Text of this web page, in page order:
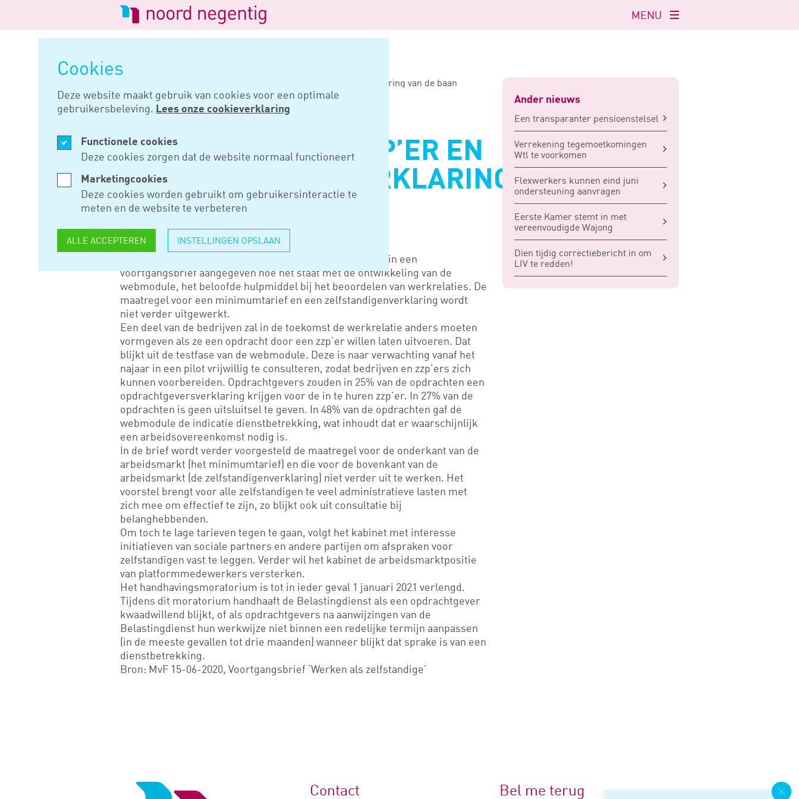
Cookies
Deze website maakt gebruik van cookies voor een optimale
gebruikersbeleving. Lees onze cookieverklaring
Functionele cookies
Deze cookies zorgen dat de website normaal functioneert
Marketingcookies
Deze cookies worden gebruikt om gebruikersinteractie te
meten en de website te verbeteren
ALLE ACCEPTEREN INSTELLINGEN OPSLAAN
Logo
van
Noord
Negentig
Navigatie
openen
MENU
Minimumtarief zzp’er en zelfstandigenverklaring van de baan
JUN 17, 2020
MINIMUMTARIEF ZZP’ER EN
ZELFSTANDIGENVERKLARING
VAN DE BAAN
Staatssecretaris Vijlbrief en minister Koolmees hebben in een
voortgangsbrief aangegeven hoe het staat met de ontwikkeling van de
webmodule, het beloofde hulpmiddel bij het beoordelen van werkrelaties. De
maatregel voor een minimumtarief en een zelfstandigenverklaring wordt
niet verder uitgewerkt.
Een deel van de bedrijven zal in de toekomst de werkrelatie anders moeten
vormgeven als ze een opdracht door een zzp’er willen laten uitvoeren. Dat
blijkt uit de testfase van de webmodule. Deze is naar verwachting vanaf het
najaar in een pilot vrijwillig te consulteren, zodat bedrijven en zzp’ers zich
kunnen voorbereiden. Opdrachtgevers zouden in 25% van de opdrachten een
opdrachtgeversverklaring krijgen voor de in te huren zzp’er. In 27% van de
opdrachten is geen uitsluitsel te geven. In 48% van de opdrachten gaf de
webmodule de indicatie dienstbetrekking, wat inhoudt dat er waarschijnlijk
een arbeidsovereenkomst nodig is.
In de brief wordt verder voorgesteld de maatregel voor de onderkant van de
arbeidsmarkt (het minimumtarief) en die voor de bovenkant van de
arbeidsmarkt (de zelfstandigenverklaring) niet verder uit te werken. Het
voorstel brengt voor alle zelfstandigen te veel administratieve lasten met
zich mee om effectief te zijn, zo blijkt ook uit consultatie bij
belanghebbenden.
Om toch te lage tarieven tegen te gaan, volgt het kabinet met interesse
initiatieven van sociale partners en andere partijen om afspraken voor
zelfstandigen vast te leggen. Verder wil het kabinet de arbeidsmarktpositie
van platformmedewerkers versterken.
Het handhavingsmoratorium is tot in ieder geval 1 januari 2021 verlengd.
Tijdens dit moratorium handhaaft de Belastingdienst als een opdrachtgever
kwaadwillend blijkt, of als opdrachtgevers na aanwijzingen van de
Belastingdienst hun werkwijze niet binnen een redelijke termijn aanpassen
(in de meeste gevallen tot drie maanden) wanneer blijkt dat sprake is van een
dienstbetrekking.
Bron: MvF 15-06-2020, Voortgangsbrief ‘Werken als zelfstandige’
Ander nieuws
Een transparanter pensioenstelsel
Verrekening tegemoetkomingen
Wtl te voorkomen
Flexwerkers kunnen eind juni
ondersteuning aanvragen
Eerste Kamer stemt in met
vereenvoudigde Wajong
Dien tijdig correctiebericht in om
LIV te redden!
Logo
Contact Bel me terug